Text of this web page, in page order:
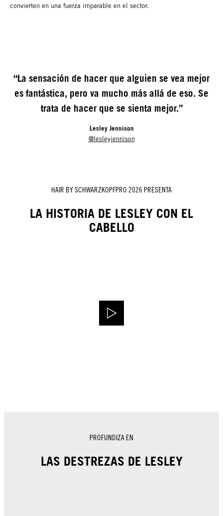
convierten en una fuerza imparable en el sector.
“La sensación de hacer que alguien se vea mejor
es fantástica, pero va mucho más allá de eso. Se
trata de hacer que se sienta mejor.”
Lesley Jennison
@lesleyjennison
HAIR BY SCHWARZKOPFPRO 2026 PRESENTA
LA HISTORIA DE LESLEY CON EL
CABELLO
PROFUNDIZA EN
LAS DESTREZAS DE LESLEY